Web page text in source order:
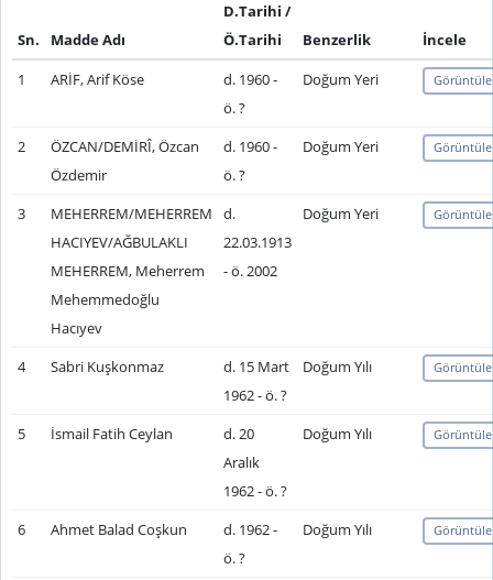
Sn. Madde Adı
D.Tarihi /
Ö.Tarihi
Benzerlik
İncele
1
ARİF, Arif Köse
d. 1960 -
ö. ?
Doğum Yeri Görüntüle
2
ÖZCAN/DEMİRÎ, Özcan
Özdemir
d. 1960 -
ö. ?
Doğum Yeri Görüntüle
3
MEHERREM/MEHERREM
HACIYEV/AĞBULAKLI
MEHERREM, Meherrem
Mehemmedoğlu
Hacıyev
d.
22.03.1913
- ö. 2002
Doğum Yeri Görüntüle
4 Sabri Kuşkonmaz
d. 15 Mart
1962 - ö. ?
Doğum Yılı Görüntüle
5 İsmail Fatih Ceylan
d. 20
Aralık
1962 - ö. ?
Doğum Yılı Görüntüle
6 Ahmet Balad Coşkun
d. 1962 -
ö. ?
Doğum Yılı Görüntüle